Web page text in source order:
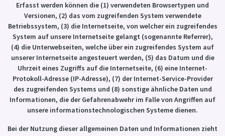
Erfasst werden können die (1) verwendeten Browsertypen und
Versionen, (2) das vom zugreifenden System verwendete
Betriebssystem, (3) die Internetseite, von welcher ein zugreifendes
System auf unsere Internetseite gelangt (sogenannte Referrer),
(4) die Unterwebseiten, welche über ein zugreifendes System auf
unserer Internetseite angesteuert werden, (5) das Datum und die
Uhrzeit eines Zugriffs auf die Internetseite, (6) eine Internet-
Protokoll-Adresse (IP-Adresse), (7) der Internet-Service-Provider
des zugreifenden Systems und (8) sonstige ähnliche Daten und
Informationen, die der Gefahrenabwehr im Falle von Angriffen auf
unsere informationstechnologischen Systeme dienen.
Bei der Nutzung dieser allgemeinen Daten und Informationen zieht